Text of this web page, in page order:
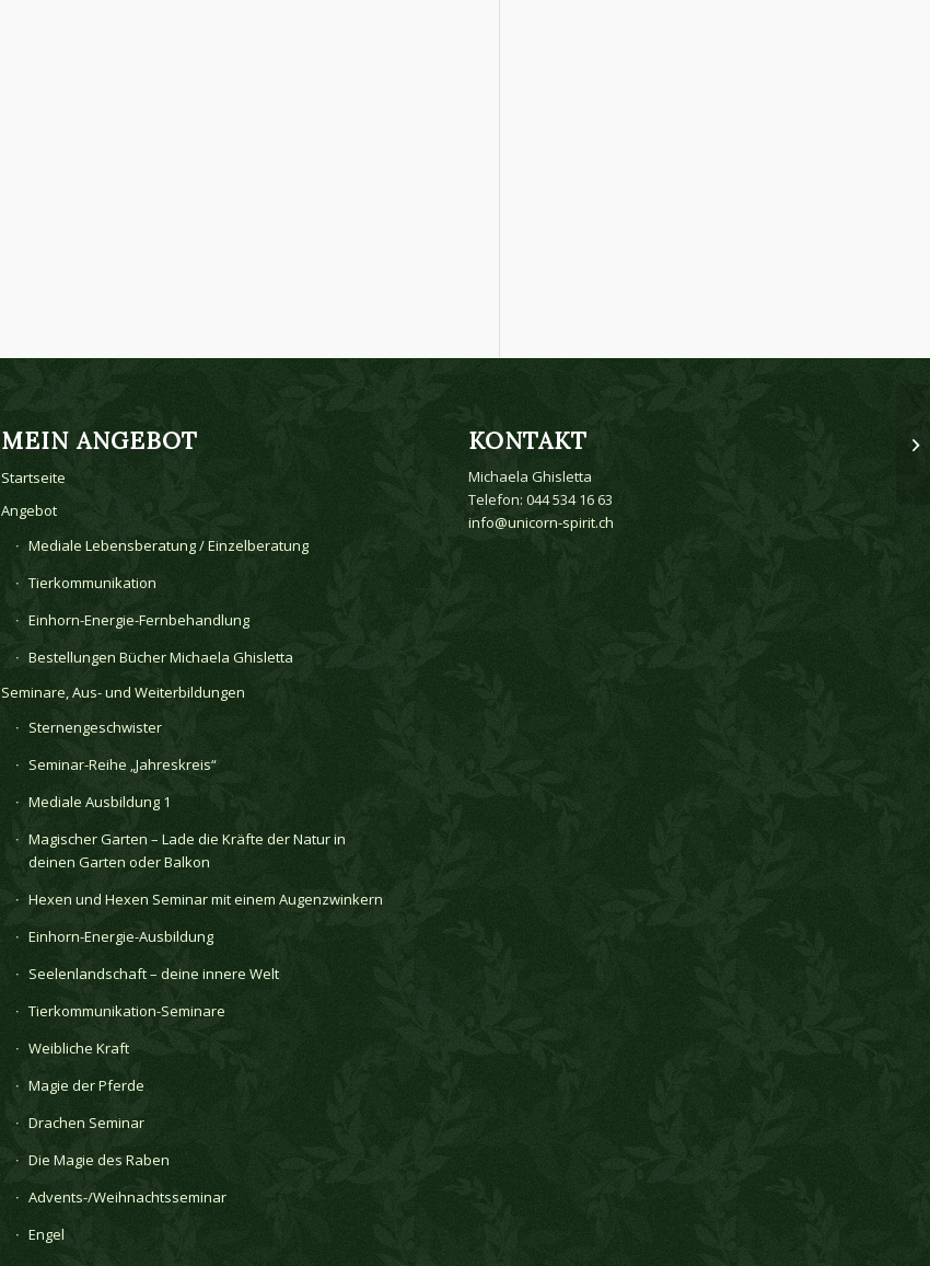
MEIN ANGEBOT
Startseite
Angebot
Mediale Lebensberatung / Einzelberatung
Tierkommunikation
Einhorn-Energie-Fernbehandlung
Bestellungen Bücher Michaela Ghisletta
Seminare, Aus- und Weiterbildungen
Sternengeschwister
Seminar-Reihe „Jahreskreis“
Mediale Ausbildung 1
Magischer Garten – Lade die Kräfte der Natur in
deinen Garten oder Balkon
Hexen und Hexen Seminar mit einem Augenzwinkern
Einhorn-Energie-Ausbildung
Seelenlandschaft – deine innere Welt
Tierkommunikation-Seminare
Weibliche Kraft
Magie der Pferde
Drachen Seminar
Die Magie des Raben
Advents-/Weihnachtsseminar
Engel
KONTAKT
Michaela Ghisletta
Telefon: 044 534 16 63
info@unicorn-spirit.ch